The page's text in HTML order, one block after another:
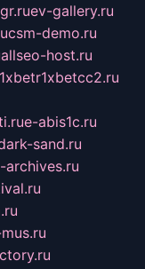
ev-gallery.ru
csm-demo.ru
allseo-host.ru
e-abis1c.ru
sand.ru
archives.ru